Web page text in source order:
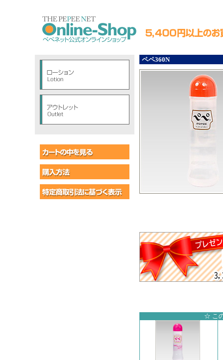
ペペ360N
☆ こ